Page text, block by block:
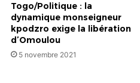
Togo/Politique : la
dynamique monseigneur
kpodzro exige la libération
d’Omoulou
5 novembre 2021